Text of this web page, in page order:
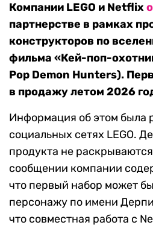
Компании LEGO и Netflix
партнерстве в рамках
конструкторов по
фильма «Кей-поп-
Pop Demon Hunters).
в продажу летом 2026
Информация об этом была
социальных сетях LEGO.
продукта не
сообщении компании
что первый набор может
персонажу по имени
что совместная работа с